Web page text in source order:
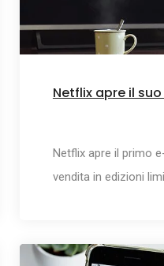
Netflix apre il
Netflix apre il primo
vendita in edizioni